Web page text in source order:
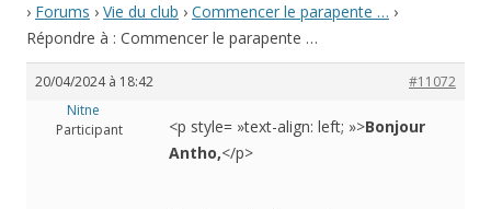
› Forums › Vie du club › Commencer le parapente … ›
Répondre à : Commencer le parapente …
20/04/2024 à 18:42
#11072
Nitne
Participant
<p style= »text-align: left; »>Bonjour
Antho,</p>